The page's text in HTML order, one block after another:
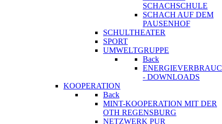
SCHACHSCHULE
SCHACH AUF DEM
PAUSENHOF
SCHULTHEATER
SPORT
UMWELTGRUPPE
Back
- DOWNLOADS
KOOPERATION
Back
MINT-KOOPERATION MIT DER
OTH REGENSBURG
NETZWERK PUR